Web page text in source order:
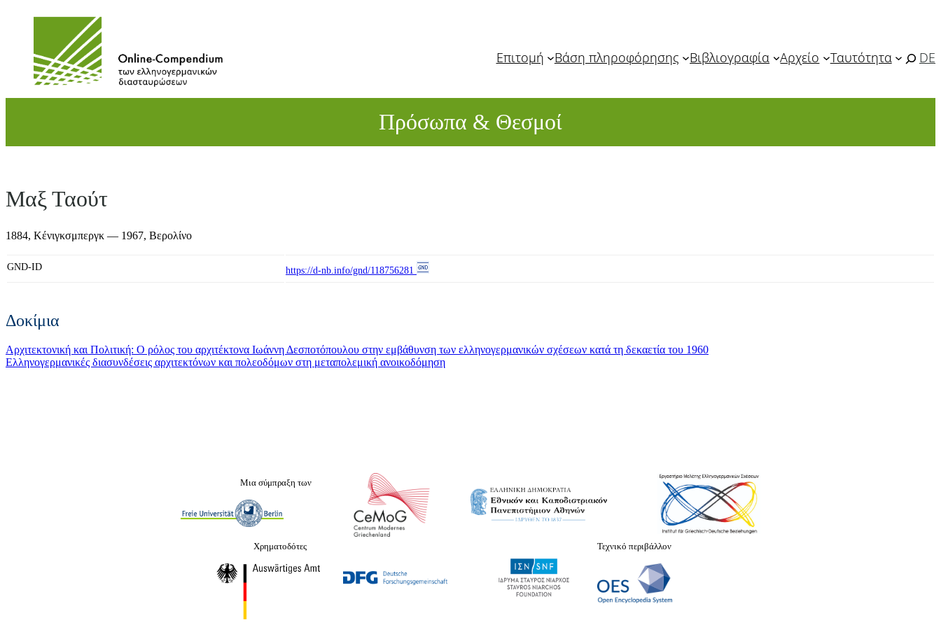
Επιτομή Βάση πληροφόρησης Βιβλιογραφία Αρχείο Ταυτότητα DE
Πρόσωπα & Θεσμοί
Μαξ Ταούτ
1884, Κένιγκσμπεργκ — 1967, Βερολίνο
GND-ID https://d-nb.info/gnd/118756281
Δοκίμια
Αρχιτεκτονική και Πολιτική: O ρόλος του αρχιτέκτονα Ιωάννη Δεσποτόπουλου στην εμβάθυνση των ελληνογερμανικών σχέσεων κατά τη δεκαετία του 1960
Ελληνογερμανικές διασυνδέσεις αρχιτεκτόνων και πολεοδόμων στη μεταπολεμική ανοικοδόμηση
Μια σύμπραξη των
Χρηματοδότες Τεχνικό περιβάλλον